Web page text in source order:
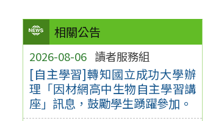
相關公告
2026-08-06 讀者服務組
[自主學習]轉知國立成功大學辦
理「因材網高中生物自主學習講
座」訊息，鼓勵學生踴躍參加。